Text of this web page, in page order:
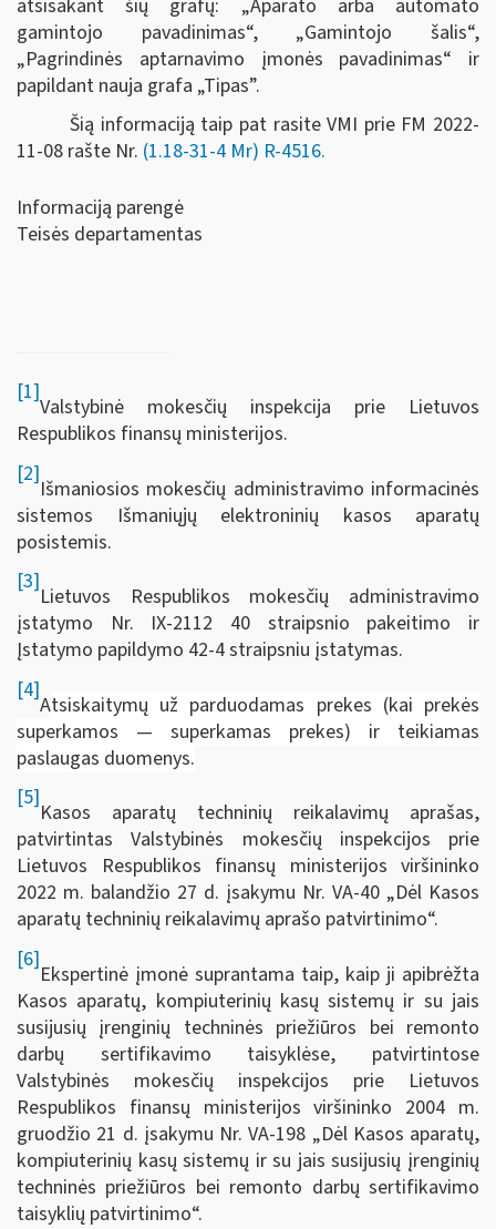
atsisakant šių grafų: „Aparato arba automato
gamintojo pavadinimas“, „Gamintojo šalis“,
„Pagrindinės aptarnavimo įmonės pavadinimas“ ir
papildant nauja grafa „Tipas”.
Šią informaciją taip pat rasite VMI prie FM 2022-
11-08 rašte Nr. (1.18-31-4 Mr) R-4516.
Informaciją parengė
Teisės departamentas
[1]
Valstybinė mokesčių inspekcija prie Lietuvos
Respublikos finansų ministerijos.
[2]
Išmaniosios mokesčių administravimo informacinės
sistemos Išmaniųjų elektroninių kasos aparatų
posistemis.
[3]
Lietuvos Respublikos mokesčių administravimo
įstatymo Nr. IX-2112 40 straipsnio pakeitimo ir
Įstatymo papildymo 42-4 straipsniu įstatymas.
[4]
Atsiskaitymų už parduodamas prekes (kai prekės
superkamos — superkamas prekes) ir teikiamas
paslaugas duomenys.
[5]
Kasos aparatų techninių reikalavimų aprašas,
patvirtintas Valstybinės mokesčių inspekcijos prie
Lietuvos Respublikos finansų ministerijos viršininko
2022 m. balandžio 27 d. įsakymu Nr. VA-40 „Dėl Kasos
aparatų techninių reikalavimų aprašo patvirtinimo“.
[6]
Ekspertinė įmonė suprantama taip, kaip ji apibrėžta
Kasos aparatų, kompiuterinių kasų sistemų ir su jais
susijusių įrenginių techninės priežiūros bei remonto
darbų sertifikavimo taisyklėse, patvirtintose
Valstybinės mokesčių inspekcijos prie Lietuvos
Respublikos finansų ministerijos viršininko 2004 m.
gruodžio 21 d. įsakymu Nr. VA-198 „Dėl Kasos aparatų,
kompiuterinių kasų sistemų ir su jais susijusių įrenginių
techninės priežiūros bei remonto darbų sertifikavimo
taisyklių patvirtinimo“.